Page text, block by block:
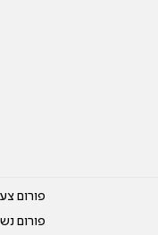
פורום
פורום